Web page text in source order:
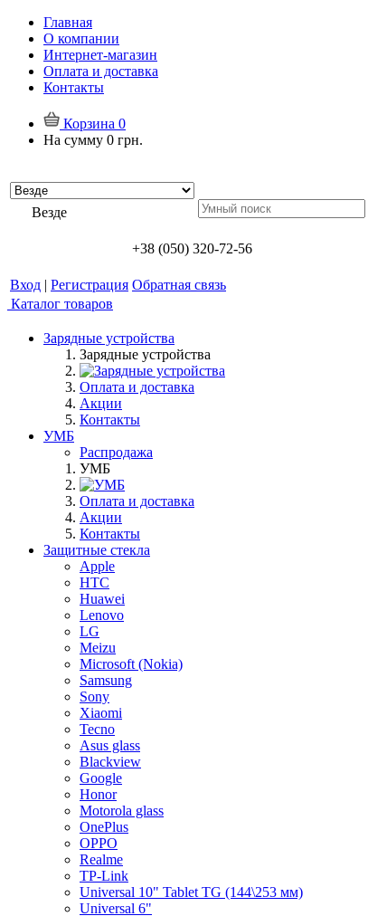
Главная
О компании
Интернет-магазин
Оплата и доставка
Контакты
Корзина 0
На сумму 0 грн.
Везде
+38 (050) 320-72-56
Вход | Регистрация Обратная связь
Каталог товаров
Зарядные устройства
Зарядные устройства
Оплата и доставка
Акции
Контакты
УМБ
Распродажа
УМБ
Оплата и доставка
Акции
Контакты
Защитные стекла
Apple
HTC
Huawei
Lenovo
LG
Meizu
Microsoft (Nokia)
Samsung
Sony
Xiaomi
Tecno
Asus glass
Blackview
Google
Honor
Motorola glass
OnePlus
OPPO
Realme
TP-Link
Universal 10" Tablet TG (144\253 мм)
Universal 6"